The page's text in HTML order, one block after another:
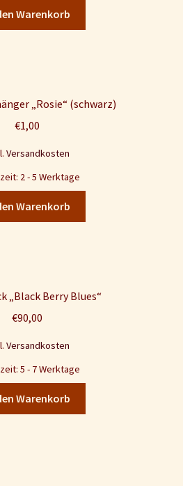
Warenkorb
„Rosie“ (schwarz)
€1,00
Versandkosten
2 - 5 Werktage
Warenkorb
„Black Berry Blues“
€90,00
Versandkosten
5 - 7 Werktage
Warenkorb